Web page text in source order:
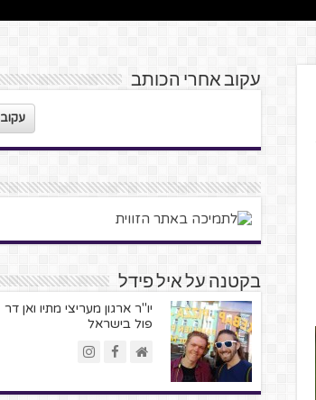
עקוב אחרי הכותב
עקוב
בקטנה על איל פידל
יו"ר ארגון מעריצי מתיו ואן דר
פול בישראל